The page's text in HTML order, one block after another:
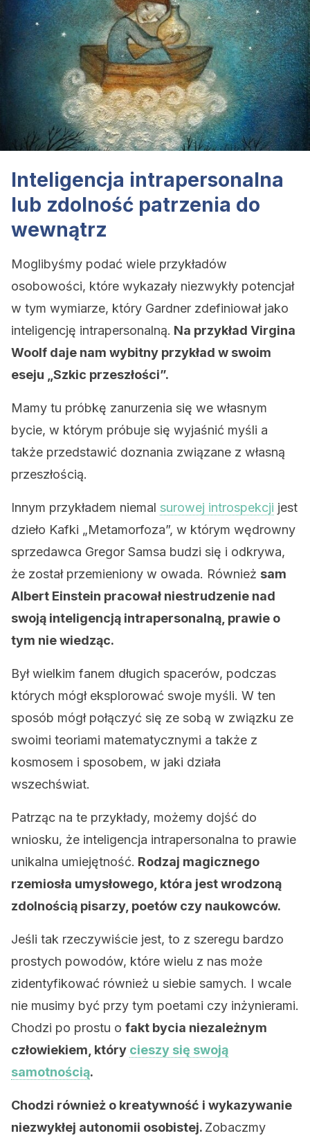
Inteligencja intrapersonalna
lub zdolność patrzenia do
wewnątrz
Moglibyśmy podać wiele przykładów
osobowości, które wykazały niezwykły potencjał
w tym wymiarze, który Gardner zdefiniował jako
inteligencję intrapersonalną. Na przykład Virgina
Woolf daje nam wybitny przykład w swoim
eseju „Szkic przeszłości”.
Mamy tu próbkę zanurzenia się we własnym
bycie, w którym próbuje się wyjaśnić myśli a
także przedstawić doznania związane z własną
przeszłością.
Innym przykładem niemal surowej introspekcji jest
dzieło Kafki „Metamorfoza”, w którym wędrowny
sprzedawca Gregor Samsa budzi się i odkrywa,
że ​​został przemieniony w owada. Również sam
Albert Einstein pracował niestrudzenie nad
swoją inteligencją intrapersonalną, prawie o
tym nie wiedząc.
Był wielkim fanem długich spacerów, podczas
których mógł eksplorować swoje myśli. W ten
sposób mógł połączyć się ze sobą w związku ze
swoimi teoriami matematycznymi a także z
kosmosem i sposobem, w jaki działa
wszechświat.
Patrząc na te przykłady, możemy dojść do
wniosku, że inteligencja intrapersonalna to prawie
unikalna umiejętność. Rodzaj magicznego
rzemiosła umysłowego, która jest wrodzoną
zdolnością pisarzy, poetów czy naukowców.
Jeśli tak rzeczywiście jest, to z szeregu bardzo
prostych powodów, które wielu z nas może
zidentyfikować również u siebie samych. I wcale
nie musimy być przy tym poetami czy inżynierami.
Chodzi po prostu o fakt bycia niezależnym
człowiekiem, który cieszy się swoją
samotnością.
Chodzi również o kreatywność i wykazywanie
niezwykłej autonomii osobistej. Zobaczmy